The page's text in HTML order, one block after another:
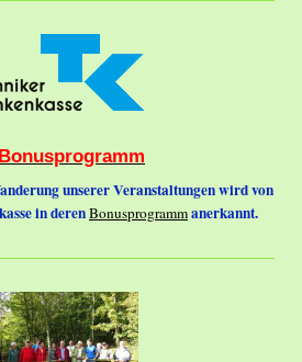
unserer Veranstaltungen wird von
in derenBonusprogrammanerkannt.